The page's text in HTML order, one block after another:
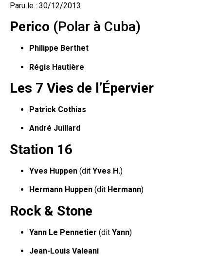
Paru le : 30/12/2013
Perico (Polar à Cuba)
Philippe Berthet
Régis Hautière
Les 7 Vies de l’Épervier
Patrick Cothias
André Juillard
Station 16
Yves Huppen (dit Yves H.)
Hermann Huppen (dit Hermann)
Rock & Stone
Yann Le Pennetier (dit Yann)
Jean-Louis Valeani